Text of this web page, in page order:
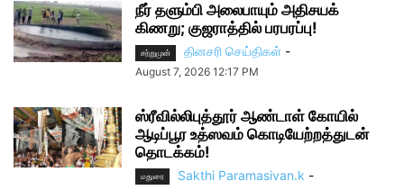
நீர் தளும்பி அலைபாயும் அதிசயக்
கிணறு; குஜராத்தில் பரபரப்பு!
சற்றுமுன் தினசரி செய்திகள் -
August 7, 2026 12:17 PM
ஸ்ரீவில்லிபுத்தூர் ஆண்டாள் கோயில்
ஆடிப்பூர உத்ஸவம் கொடியேற்றத்துடன்
தொடக்கம்!
மதுரை Sakthi Paramasivan.k -